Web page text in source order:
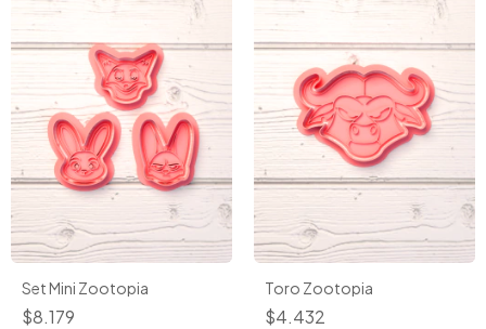
Set Mini Zootopia
$8.179
Toro Zootopia
$4.432